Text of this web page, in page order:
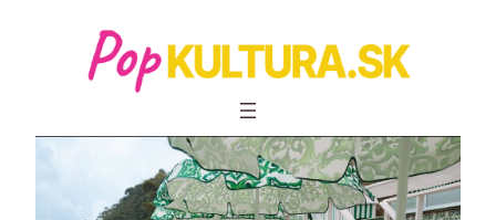
Prejsť
obsah